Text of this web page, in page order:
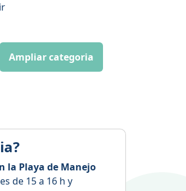
Ampliar categoria
la Playa de Manejo
de 15 a 16 h y